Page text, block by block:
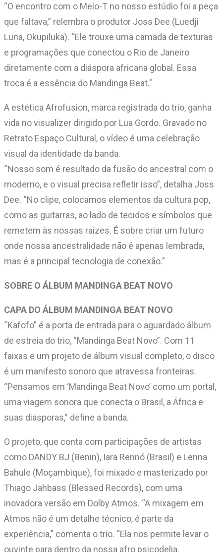
“O encontro com o Melo-T no nosso estúdio foi a peça
que faltava,” relembra o produtor Joss Dee (Luedji
Luna, Okupiluka). “Ele trouxe uma camada de texturas
e programações que conectou o Rio de Janeiro
diretamente com a diáspora africana global. Essa
troca é a essência do Mandinga Beat.”
A estética Afrofusion, marca registrada do trio, ganha
vida no visualizer dirigido por Lua Gordo. Gravado no
Retrato Espaço Cultural, o vídeo é uma celebração
visual da identidade da banda.
“Nosso som é resultado da fusão do ancestral com o
moderno, e o visual precisa refletir isso”, detalha Joss
Dee. “No clipe, colocamos elementos da cultura pop,
como as guitarras, ao lado de tecidos e símbolos que
remetem às nossas raízes. É sobre criar um futuro
onde nossa ancestralidade não é apenas lembrada,
mas é a principal tecnologia de conexão.”
SOBRE O ÁLBUM MANDINGA BEAT NOVO
CAPA DO ÁLBUM MANDINGA BEAT NOVO
“Kafofo” é a porta de entrada para o aguardado álbum
de estreia do trio, “Mandinga Beat Novo”. Com 11
faixas e um projeto de álbum visual completo, o disco
é um manifesto sonoro que atravessa fronteiras.
“Pensamos em ‘Mandinga Beat Novo’ como um portal,
uma viagem sonora que conecta o Brasil, a África e
suas diásporas,” define a banda.
O projeto, que conta com participações de artistas
como DANDY BJ (Benin), Iara Rennó (Brasil) e Lenna
Bahule (Moçambique), foi mixado e masterizado por
Thiago Jahbass (Blessed Records), com uma
inovadora versão em Dolby Atmos. “A mixagem em
Atmos não é um detalhe técnico, é parte da
experiência,” comenta o trio. “Ela nos permite levar o
ouvinte para dentro da nossa afro psicodelia,